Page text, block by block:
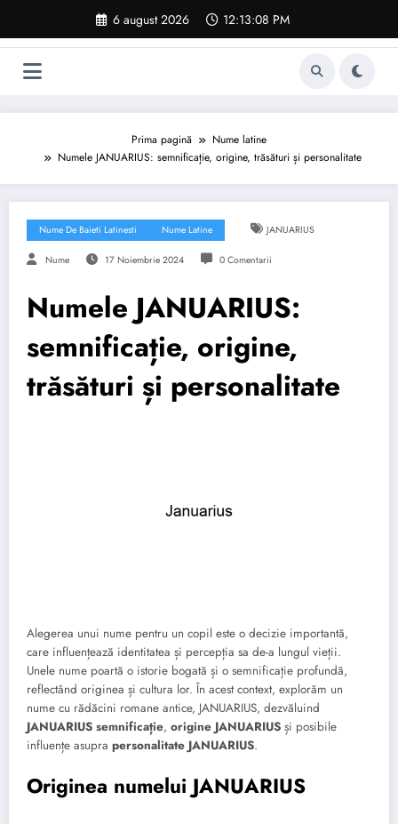
conținut
6 august 2026 12:13:09 PM
Prima pagină
Nume latine
Numele JANUARIUS: semnificație, origine, trăsături și personalitate
Nume De Baieti Latinesti Nume Latine JANUARIUS
Nume 17 Noiembrie 2024 0 Comentarii
Numele JANUARIUS:
semnificație, origine,
trăsături și personalitate
Alegerea unui nume pentru un copil este o decizie importantă,
care influențează identitatea și percepția sa de-a lungul vieții.
Unele nume poartă o istorie bogată și o semnificație profundă,
reflectând originea și cultura lor. În acest context, explorăm un
nume cu rădăcini romane antice, JANUARIUS, dezvăluind
JANUARIUS semnificație, origine JANUARIUS și posibile
influențe asupra personalitate JANUARIUS.
Originea numelui JANUARIUS